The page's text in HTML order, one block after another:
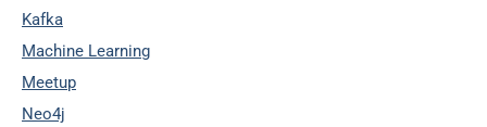
Kafka
Machine Learning
Meetup
Neo4j